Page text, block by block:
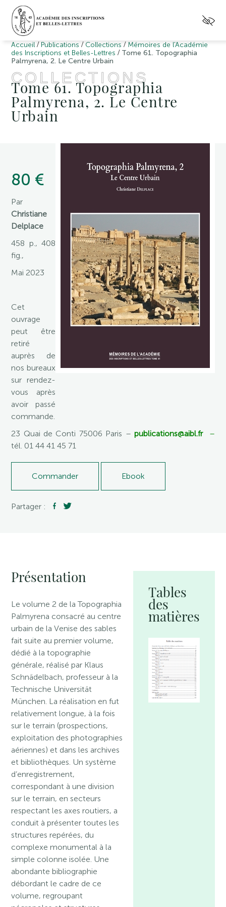
Accueil / Publications / Collections / Mémoires de l'Académie
des Inscriptions et Belles-Lettres / Tome 61. Topographia
Palmyrena, 2. Le Centre Urbain
COLLECTIONS
Tome 61. Topographia
Palmyrena, 2. Le Centre
Urbain
80 €
Par
Christiane
Delplace
458 p., 408
fig.,
Mai 2023
Cet
ouvrage
peut être
retiré
auprès de
nos bureaux
sur rendez-
vous après
avoir passé
commande.
23 Quai de Conti 75006 Paris – publications@aibl.fr–
tél. 01 44 41 45 71
Commander Ebook
Partager :
Présentation
Le volume 2 de la Topographia
Palmyrena consacré au centre
urbain de la Venise des sables
fait suite au premier volume,
dédié à la topographie
générale, réalisé par Klaus
Schnädelbach, professeur à la
Technische Universität
München. La réalisation en fut
relativement longue, à la fois
sur le terrain (prospections,
exploitation des photographies
aériennes) et dans les archives
et bibliothèques. Un système
d’enregistrement,
correspondant à une division
sur le terrain, en secteurs
respectant les axes routiers, a
conduit à présenter toutes les
structures repérées, du
complexe monumental à la
simple colonne isolée. Une
abondante bibliographie
débordant le cadre de ce
volume, regroupant
Tables
des
matières